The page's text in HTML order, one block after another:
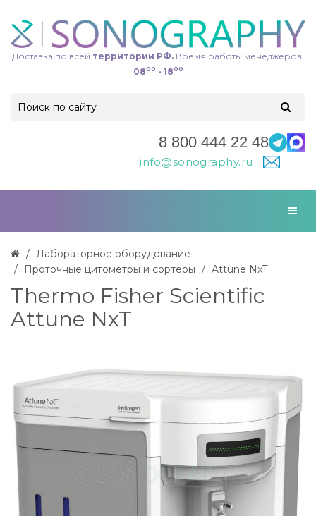
Доставка по всей территории РФ. Время работы менеджеров:
0800 - 1800
8 800 444 22 48
info@sonography.ru
Лабораторное оборудование
Проточные цитометры и сортеры
Attune NxT
Thermo Fisher Scientific
Attune NxT